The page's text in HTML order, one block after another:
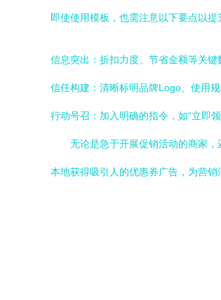
即使使用模板，也需注意以下要点以提
信息突出：折扣力度、节省金额等关键
信任构建：清晰标明品牌Logo、使用
行动号召：加入明确的指令，如“立即
无论是急于开展促销活动的商家
本地获得吸引人的优惠券广告，为营